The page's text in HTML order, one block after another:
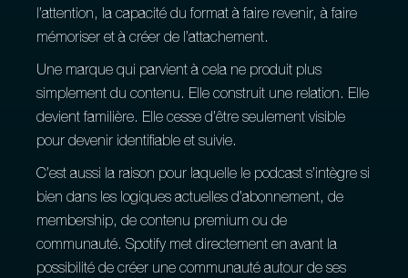
l’attention, la capacité du format à faire revenir, à faire
mémoriser et à créer de l’attachement.
Une marque qui parvient à cela ne produit plus
simplement du contenu. Elle construit une relation. Elle
devient familière. Elle cesse d’être seulement visible
pour devenir identifiable et suivie.
C’est aussi la raison pour laquelle le podcast s’intègre si
bien dans les logiques actuelles d’abonnement, de
membership, de contenu premium ou de
communauté. Spotify met directement en avant la
possibilité de créer une communauté autour de ses